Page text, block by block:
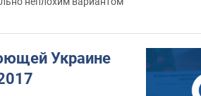
Украине